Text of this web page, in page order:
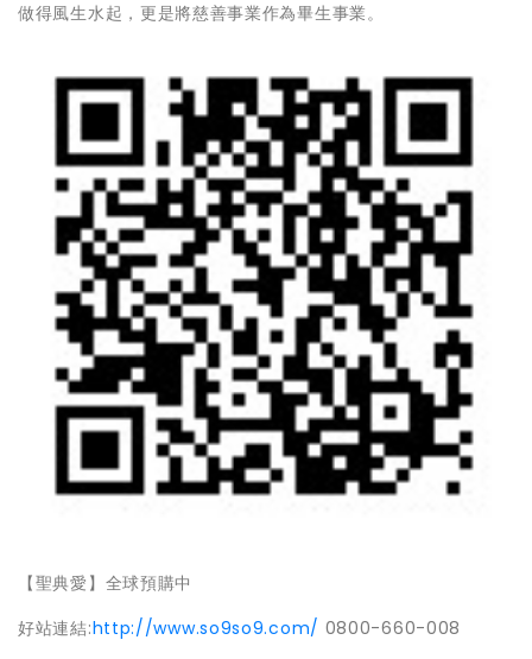
做得風生水起，更是將慈善事業作為畢生事業。
【聖典愛】全球預購中
好站連結:http://www.so9so9.com/ 0800-660-008